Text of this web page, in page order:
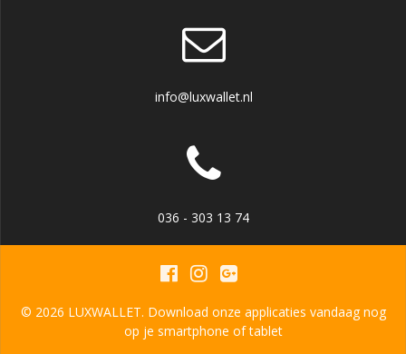
info@luxwallet.nl
036 - 303 13 74
© 2026 LUXWALLET. Download onze applicaties vandaag nog
op je smartphone of tablet